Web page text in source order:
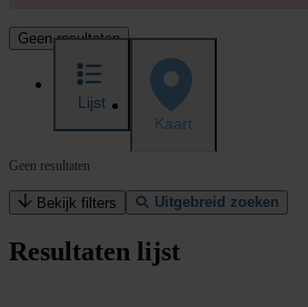
Geen resultaten
Lijst
Kaart
Geen resultaten
Bekijk filters Uitgebreid zoeken
Resultaten lijst